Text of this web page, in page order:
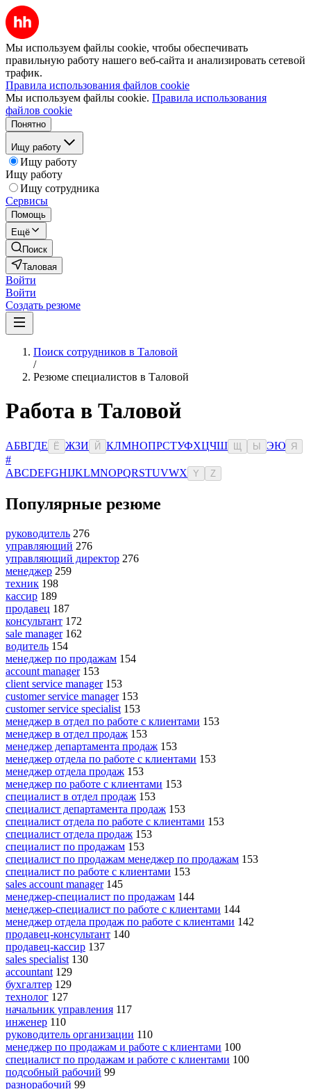
Мы используем файлы cookie, чтобы обеспечивать
правильную работу нашего веб-сайта и анализировать сетевой
трафик.
Правила использования файлов cookie
Мы используем файлы cookie. Правила использования
файлов cookie
Понятно
Ищу работу
Ищу работу
Ищу работу
Ищу сотрудника
Сервисы
Помощь
Ещё
Поиск
Таловая
Войти
Войти
Создать резюме
Поиск сотрудников в Таловой
/
Резюме специалистов в Таловой
Работа в Таловой
АБВГДЕ Ё ЖЗИ Й КЛМНОПРСТУФХЦЧШ Ы ЭЮ Я
#
ABCDEFGHIJKLMNOPQRSTUVWX Y Z
Популярные резюме
руководитель 276
управляющий 276
управляющий директор 276
менеджер 259
техник 198
кассир 189
продавец 187
консультант 172
sale manager 162
водитель 154
менеджер по продажам 154
account manager 153
client service manager 153
customer service manager 153
customer service specialist 153
менеджер в отдел по работе с клиентами 153
менеджер в отдел продаж 153
менеджер департамента продаж 153
менеджер отдела по работе с клиентами 153
менеджер отдела продаж 153
менеджер по работе с клиентами 153
специалист в отдел продаж 153
специалист департамента продаж 153
специалист отдела по работе с клиентами 153
специалист отдела продаж 153
специалист по продажам 153
специалист по продажам менеджер по продажам 153
специалист по работе с клиентами 153
sales account manager 145
менеджер-специалист по продажам 144
менеджер-специалист по работе с клиентами 144
менеджер отдела продаж по работе с клиентами 142
продавец-консультант 140
продавец-кассир 137
sales specialist 130
accountant 129
бухгалтер 129
технолог 127
начальник управления 117
инженер 110
руководитель организации 110
менеджер по продажам и работе с клиентами 100
специалист по продажам и работе с клиентами 100
подсобный рабочий 99
разнорабочий 99